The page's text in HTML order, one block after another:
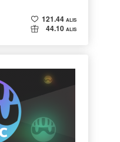
121.44 ALIS
44.10 ALIS